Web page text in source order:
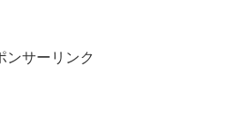
ンサーリンク